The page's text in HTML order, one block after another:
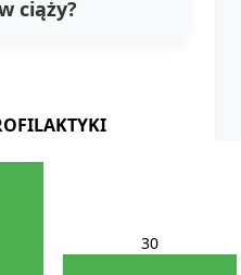
ciąży?
30